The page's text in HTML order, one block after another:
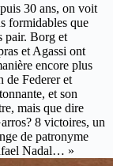
30 ans, on voit
formidables que
pair. Borg et
et Agassi ont
encore plus
de Federer et
et son
mais que dire
8 victoires, un
de patronyme
Nadal… »